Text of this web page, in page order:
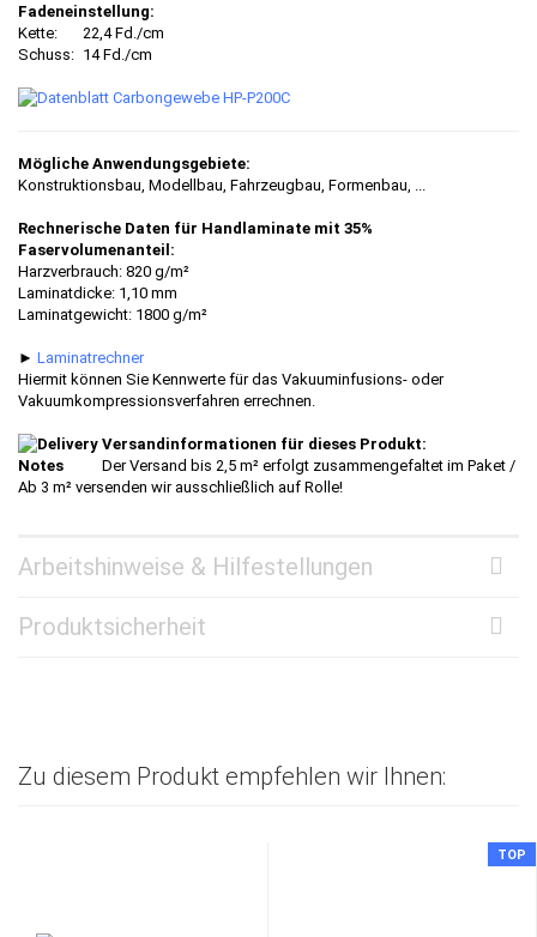
Fadeneinstellung:
Kette:
22,4 Fd./cm
Schuss: 14 Fd./cm
Mögliche Anwendungsgebiete:
Konstruktionsbau, Modellbau, Fahrzeugbau, Formenbau, ...
Rechnerische Daten für Handlaminate mit 35%
Faservolumenanteil:
Harzverbrauch: 820 g/m²
Laminatdicke: 1,10 mm
Laminatgewicht: 1800 g/m²
► Laminatrechner
Hiermit können Sie Kennwerte für das Vakuuminfusions- oder
Vakuumkompressionsverfahren errechnen.
Versandinformationen für dieses Produkt:
Der Versand bis 2,5 m² erfolgt zusammengefaltet im Paket /
Ab 3 m² versenden wir ausschließlich auf Rolle!
Arbeitshinweise & Hilfestellungen
Produktsicherheit
Zu diesem Produkt empfehlen wir Ihnen:
TOP